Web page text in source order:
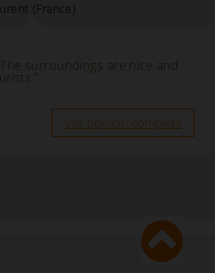
(France)
surroundings are nice and
Ver opinion completa